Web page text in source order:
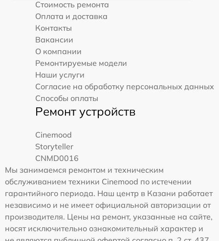
Стоимость ремонта
Оплата и доставка
Контакты
Вакансии
О компании
Ремонтируемые модели
Наши услуги
Согласие на обработку персональных данных
Способы оплаты
Ремонт устройств
Cinemood
Storyteller
CNMD0016
Мы занимаемся ремонтом и техническим
обслуживанием техники Cinemood по истечении
гарантийного периода. Наш центр в Казани работает
независимо и не имеет официальной авторизации от
производителя. Цены на ремонт, указанные на сайте,
носят исключительно ознакомительный характер и